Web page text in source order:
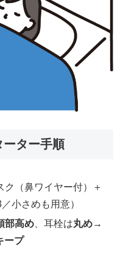
ーター手順
ク（鼻ワイヤー付）＋
小さめも用意）
部高め 、耳栓は丸め→
ープ